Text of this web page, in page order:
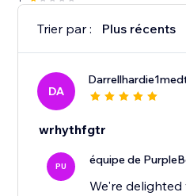
Trier par : Plus récents
DA
wrhythfgtr
PU équipe de
We're